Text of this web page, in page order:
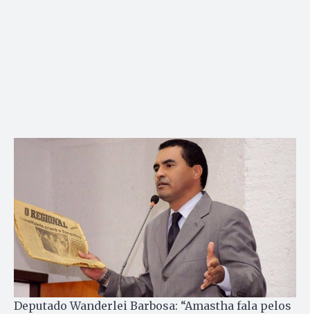
Deputado Wanderlei Barbosa: “Amastha fala pelos